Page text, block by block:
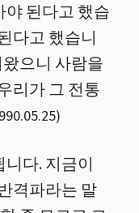
야 된다고 했습
다고 했습니
으니 사람을
리가 그 전통
)
다. 지금이
격파라는 말